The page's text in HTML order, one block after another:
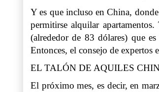
Y es que incluso en China,
permitirse alquilar
(alrededor de 83 dólares) que
Entonces, el consejo de expertos
EL TALÓN DE AQUILES
El próximo mes, es decir, en